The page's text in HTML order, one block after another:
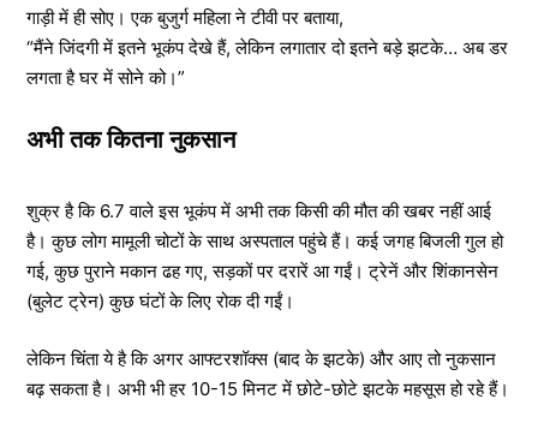
गाड़ी में ही सोए। एक बुजुर्ग महिला ने टीवी पर बताया,
“मैंने जिंदगी में इतने भूकंप देखे हैं, लेकिन लगातार दो इतने बड़े झटके… अब डर
लगता है घर में सोने को।”
अभी तक कितना नुकसान
शुक्र है कि 6.7 वाले इस भूकंप में अभी तक किसी की मौत की खबर नहीं आई
है। कुछ लोग मामूली चोटों के साथ अस्पताल पहुंचे हैं। कई जगह बिजली गुल हो
गई, कुछ पुराने मकान ढह गए, सड़कों पर दरारें आ गईं। ट्रेनें और शिंकानसेन
(बुलेट ट्रेन) कुछ घंटों के लिए रोक दी गईं।
लेकिन चिंता ये है कि अगर आफ्टरशॉक्स (बाद के झटके) और आए तो नुकसान
बढ़ सकता है। अभी भी हर 10-15 मिनट में छोटे-छोटे झटके महसूस हो रहे हैं।